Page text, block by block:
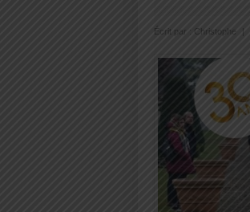
Écrit par : Christophe